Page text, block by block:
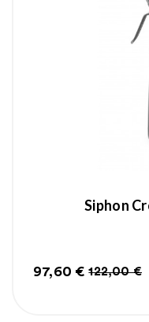
Siphon
Prix
97,60 €
Prix
122,00 €